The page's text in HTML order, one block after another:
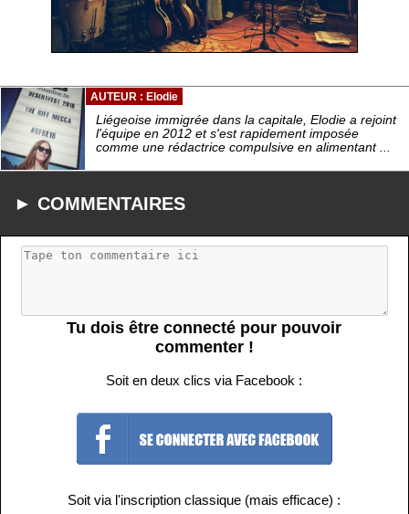
AUTEUR : Elodie
Liégeoise immigrée dans la capitale, Elodie a rejoint
l'équipe en 2012 et s'est rapidement imposée
comme une rédactrice compulsive en alimentant ...
► COMMENTAIRES
Tu dois être connecté pour pouvoir
commenter !
Soit en deux clics via Facebook :
Soit via l'inscription classique (mais efficace) :